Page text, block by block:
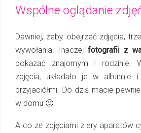
Wspólne oglądanie
Dawniej, żeby obejrzeć zdjęcia,
wywołania. Inaczejfotografii z
pokazać znajomym i rodzinie.
zdjęcia, układało je w albumie
przyjaciółmi. Do dziś macie
w domu 🙂
A co ze zdjęciami z ery aparatów